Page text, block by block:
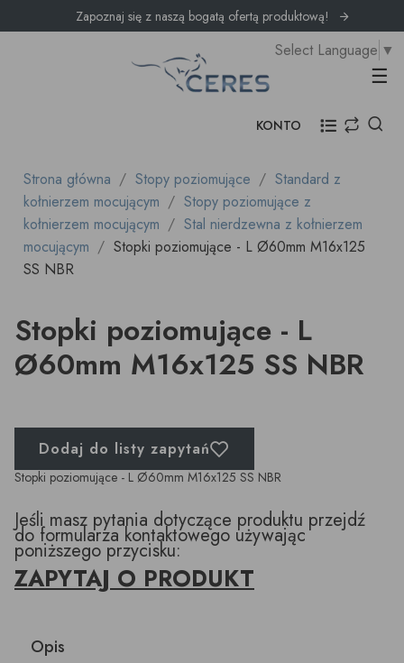
Zapoznaj się z naszą bogatą ofertą produktową!
☰
Select Language ▼
KONTO
Strona główna Stopy poziomujące
Standard z
kołnierzem mocującym
Stopy poziomujące z
kołnierzem mocującym
Stal nierdzewna z kołnierzem
mocującym
Stopki poziomujące - L Ø60mm M16x125
SS NBR
Stopki poziomujące - L
Ø60mm M16x125 SS NBR
Dodaj do listy zapytań
Stopki poziomujące - L Ø60mm M16x125 SS NBR
Jeśli masz pytania dotyczące produktu przejdź
do formularza kontaktowego używając
poniższego przycisku:
ZAPYTAJ O PRODUKT
Opis